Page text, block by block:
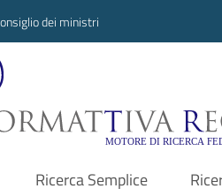
dei ministri
Ricerca Semplice